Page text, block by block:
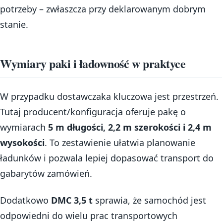
potrzeby – zwłaszcza przy deklarowanym dobrym
stanie.
Wymiary paki i ładowność w praktyce
W przypadku dostawczaka kluczowa jest przestrzeń.
Tutaj producent/konfiguracja oferuje pakę o
wymiarach 5 m długości, 2,2 m szerokości i 2,4 m
wysokości. To zestawienie ułatwia planowanie
ładunków i pozwala lepiej dopasować transport do
gabarytów zamówień.
Dodatkowo DMC 3,5 t sprawia, że samochód jest
odpowiedni do wielu prac transportowych